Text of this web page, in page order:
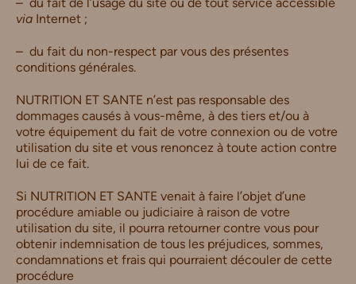
via Internet ;
– du fait du non-respect par vous des présentes
conditions générales.
NUTRITION ET SANTE n’est pas responsable des
dommages causés à vous-même, à des tiers et/ou à
votre équipement du fait de votre connexion ou de votre
utilisation du site et vous renoncez à toute action contre
lui de ce fait.
Si NUTRITION ET SANTE venait à faire l’objet d’une
procédure amiable ou judiciaire à raison de votre
utilisation du site, il pourra retourner contre vous pour
obtenir indemnisation de tous les préjudices, sommes,
condamnations et frais qui pourraient découler de cette
procédure